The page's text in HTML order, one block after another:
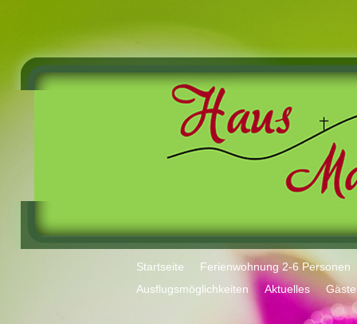
Startseite
Ferienwohnung 2-6 Personen
Ausflugsmöglichkeiten
Aktuelles